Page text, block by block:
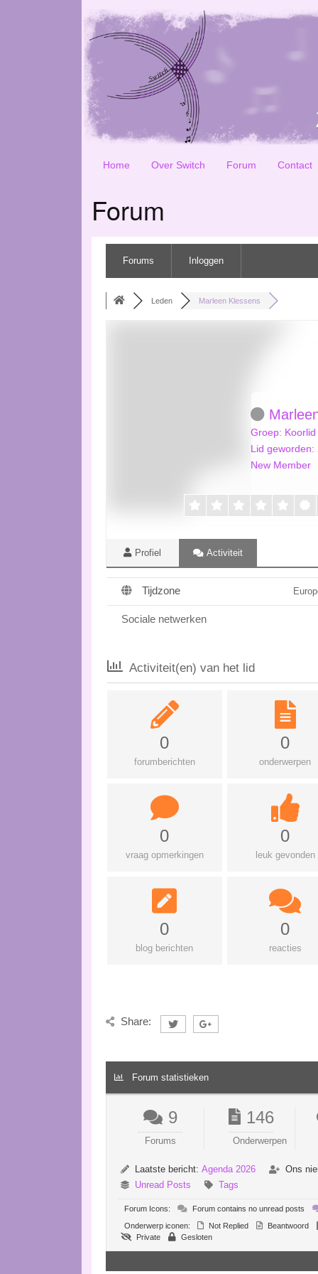
Home Over Switch Forum Contact
Forum
Forums Inloggen
Leden Marleen Klessens
Groep: Koorlid
Lid geworden:
New Member
Profiel Activiteit
Tijdzone
Sociale netwerken
Activiteit(en) van het lid
0
forumberichten
0
onderwerpen
0
vraag opmerkingen
0
leuk gevonden
0
blog berichten
0
reacties
Share:
Forum statistieken
9
Forums
146
Onderwerpen
Laatste bericht: Agenda 2026
Ons
Unread Posts
Tags
Forum Icons:
Forum contains no unread posts
Onderwerp iconen:
Not Replied
Beantwoord
Private
Gesloten